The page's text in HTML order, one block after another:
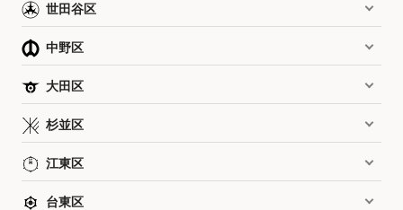
世田谷区
中野区
大田区
杉並区
江東区
台東区